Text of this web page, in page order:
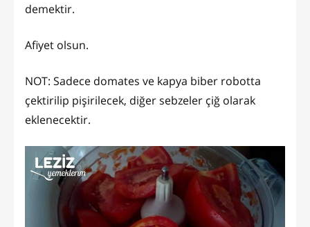
demektir.
Afiyet olsun.
NOT: Sadece domates ve kapya biber robotta
çektirilip pişirilecek, diğer sebzeler çiğ olarak
eklenecektir.